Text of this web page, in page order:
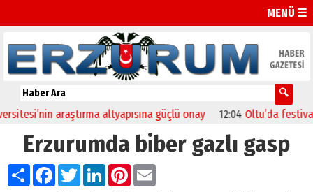
MENÜ ☰
araştırma altyapısına güçlü onay 12:04 Oltu’da festival
Erzurumda biber gazlı gasp
PaylaşFacebook
TwitterLinkedIn
Pinterest
Email